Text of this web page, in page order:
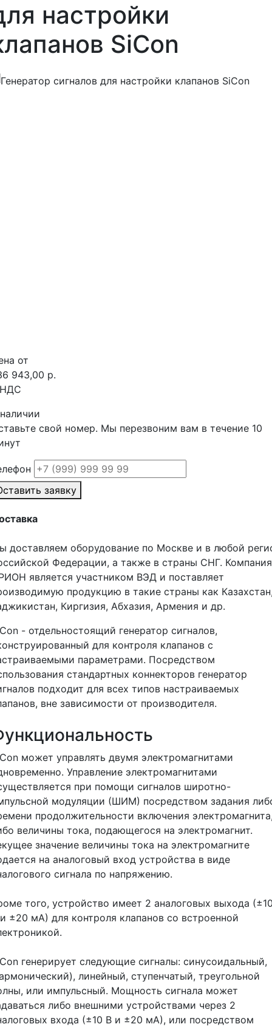
настройки
SiCon
от
943,00 р.
свой номер. Мы перезвоним вам в течение 10
заявку
доставляем оборудование по Москве и в любой
Федерации, а также в страны СНГ. Компания
является участником ВЭД и поставляет
продукцию в такие страны как
Киргизия, Абхазия, Армения и др.
- отдельностоящий генератор сигналов,
для контроля клапанов с
параметрами. Посредством
стандартных коннекторов генератор
подходит для всех типов настраиваемых
вне зависимости от производителя.
может управлять двумя электромагнитами
Управление электромагнитами
при помощи сигналов широтно-
модуляции (ШИМ) посредством задания
продолжительности включения
величины тока, подающегося на электромагнит.
значение величины тока на электромагните
на аналоговый вход устройства в виде
сигнала по напряжению.
того, устройство имеет 2 аналоговых выхода
±20 мА) для контроля клапанов со встроенной
генерирует следующие сигналы: синусоидальный,
линейный, ступенчатый, треугольной
или импульсный. Мощность сигнала может
либо внешними устройствами через 2
входа (±10 В и ±20 мА), или посредством